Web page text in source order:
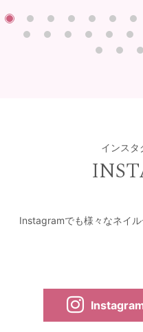
インスタ
Instagramでも様々なネイル